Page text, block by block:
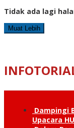
Tidak ada lagi
Muat Lebih
Dampingi
Upacara